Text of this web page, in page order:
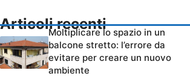
Articoli recenti
Moltiplicare lo spazio in un
balcone stretto: l’errore da
evitare per creare un nuovo
ambiente